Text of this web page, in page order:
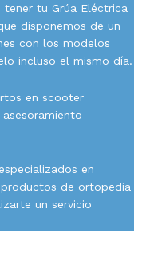
tu Grúa Eléctrica
disponemos de un
con los modelos
incluso el mismo día.
en scooter
en
de ortopedia
un servicio